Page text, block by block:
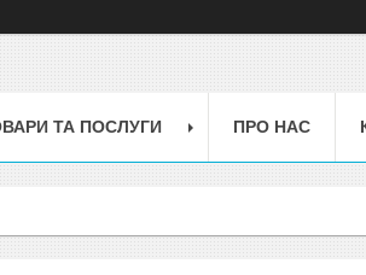
ТА ПОСЛУГИ ПРО НАС